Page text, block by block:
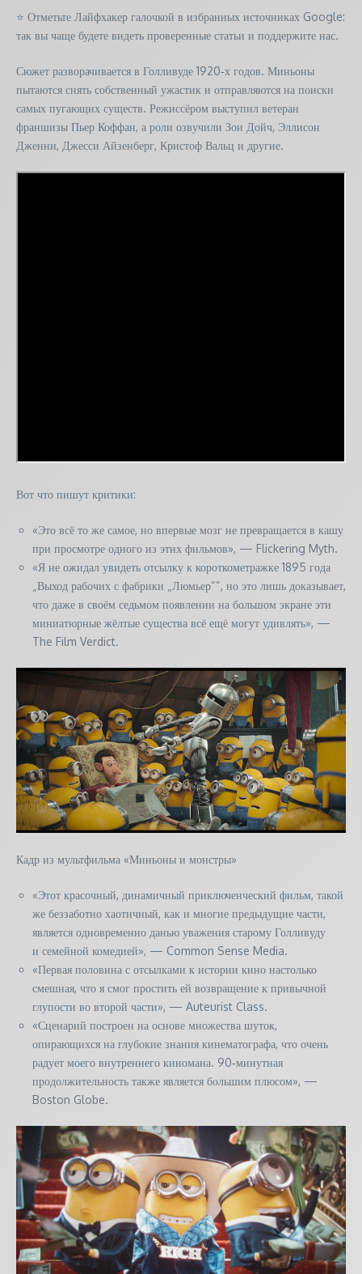
⭐ Отметьте Лайфхакер галочкой в избранных источниках Google:
так вы чаще будете видеть проверенные статьи и поддержите нас.
Сюжет разворачивается в Голливуде 1920‑х годов. Миньоны
пытаются снять собственный ужастик и отправляются на поиски
самых пугающих существ. Режиссёром выступил ветеран
франшизы Пьер Коффан, а роли озвучили Зои Дойч, Эллисон
Дженни, Джесси Айзенберг, Кристоф Вальц и другие.
Вот что пишут критики:
«Это всё то же самое, но впервые мозг не превращается в кашу
при просмотре одного из этих фильмов», — Flickering Myth.
«Я не ожидал увидеть отсылку к короткометражке 1895 года
„Выход рабочих с фабрики „Люмьер““, но это лишь доказывает,
что даже в своём седьмом появлении на большом экране эти
миниатюрные жёлтые существа всё ещё могут удивлять», —
The Film Verdict.
Кадр из мультфильма «Миньоны и монстры»
«Этот красочный, динамичный приключенческий фильм, такой
же беззаботно хаотичный, как и многие предыдущие части,
является одновременно данью уважения старому Голливуду
и семейной комедией», — Common Sense Media.
«Первая половина с отсылками к истории кино настолько
смешная, что я смог простить ей возвращение к привычной
глупости во второй части», — Auteurist Class.
«Сценарий построен на основе множества шуток,
опирающихся на глубокие знания кинематографа, что очень
радует моего внутреннего киномана. 90‑минутная
продолжительность также является большим плюсом», —
Boston Globe.